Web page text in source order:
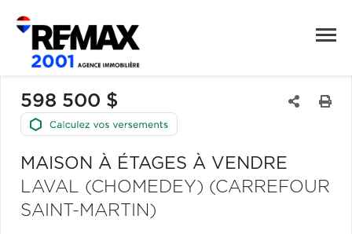
598 500 $
MAISON À ÉTAGES À VENDRE
LAVAL (CHOMEDEY) (CARREFOUR
SAINT-MARTIN)